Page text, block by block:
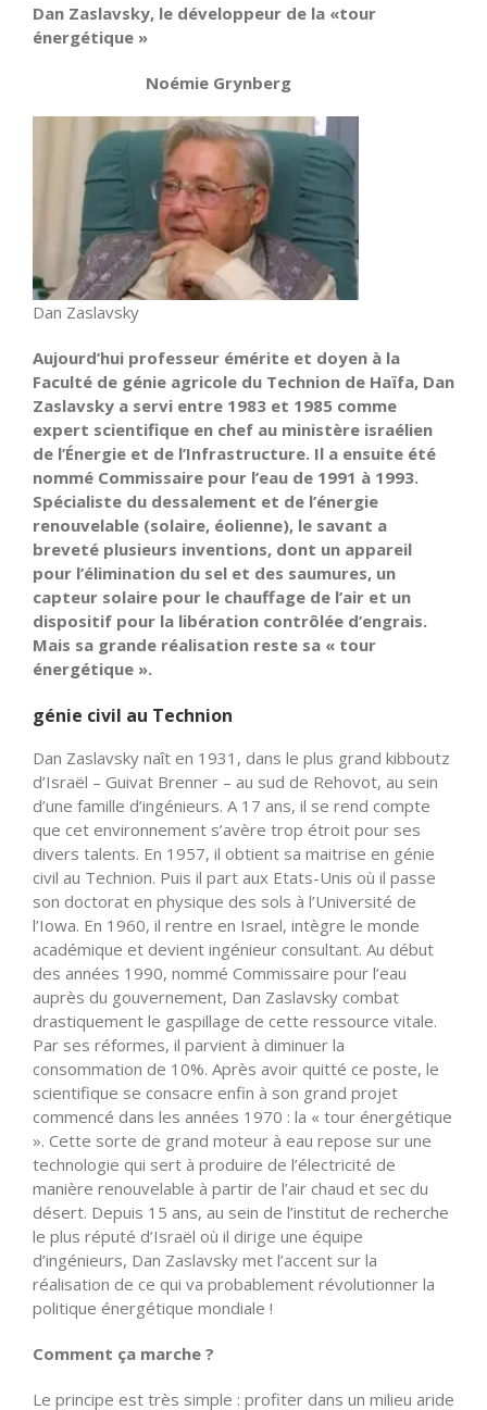
Dan Zaslavsky, le développeur de la «tour
énergétique »
Noémie Grynberg
Dan Zaslavsky
Aujourd’hui professeur émérite et doyen à la
Faculté de génie agricole du Technion de Haïfa, Dan
Zaslavsky a servi entre 1983 et 1985 comme
expert scientifique en chef au ministère israélien
de l’Énergie et de l’Infrastructure. Il a ensuite été
nommé Commissaire pour l’eau de 1991 à 1993.
Spécialiste du dessalement et de l’énergie
renouvelable (solaire, éolienne), le savant a
breveté plusieurs inventions, dont un appareil
pour l’élimination du sel et des saumures, un
capteur solaire pour le chauffage de l’air et un
dispositif pour la libération contrôlée d’engrais.
Mais sa grande réalisation reste sa « tour
énergétique ».
génie civil au Technion
Dan Zaslavsky naît en 1931, dans le plus grand kibboutz
d’Israël – Guivat Brenner – au sud de Rehovot, au sein
d’une famille d’ingénieurs. A 17 ans, il se rend compte
que cet environnement s’avère trop étroit pour ses
divers talents. En 1957, il obtient sa maitrise en génie
civil au Technion. Puis il part aux Etats-Unis où il passe
son doctorat en physique des sols à l’Université de
l’Iowa. En 1960, il rentre en Israel, intègre le monde
académique et devient ingénieur consultant. Au début
des années 1990, nommé Commissaire pour l’eau
auprès du gouvernement, Dan Zaslavsky combat
drastiquement le gaspillage de cette ressource vitale.
Par ses réformes, il parvient à diminuer la
consommation de 10%. Après avoir quitté ce poste, le
scientifique se consacre enfin à son grand projet
commencé dans les années 1970 : la « tour énergétique
». Cette sorte de grand moteur à eau repose sur une
technologie qui sert à produire de l’électricité de
manière renouvelable à partir de l’air chaud et sec du
désert. Depuis 15 ans, au sein de l’institut de recherche
le plus réputé d’Israël où il dirige une équipe
d’ingénieurs, Dan Zaslavsky met l’accent sur la
réalisation de ce qui va probablement révolutionner la
politique énergétique mondiale !
Comment ça marche ?
Le principe est très simple : profiter dans un milieu aride